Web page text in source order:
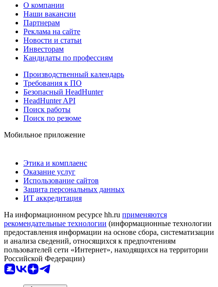
О компании
Наши вакансии
Партнерам
Реклама на сайте
Новости и статьи
Инвесторам
Кандидаты по профессиям
Производственный календарь
Требования к ПО
Безопасный HeadHunter
HeadHunter API
Поиск работы
Поиск по резюме
Мобильное приложение
Этика и комплаенс
Оказание услуг
Использование сайтов
Защита персональных данных
ИТ аккредитация
На информационном ресурсе hh.ru применяются
рекомендательные технологии (информационные технологии
предоставления информации на основе сбора, систематизации
и анализа сведений, относящихся к предпочтениям
пользователей сети «Интернет», находящихся на территории
Российской Федерации)